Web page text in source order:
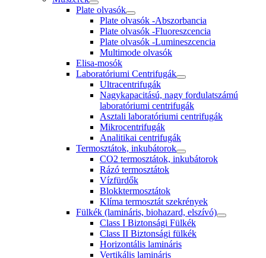
Plate olvasók
Plate olvasók -Abszorbancia
Plate olvasók -Fluoreszcencia
Plate olvasók -Lumineszcencia
Multimode olvasók
Elisa-mosók
Laboratóriumi Centrifugák
Ultracentrifugák
Nagykapacitású, nagy fordulatszámú
laboratóriumi centrifugák
Asztali laboratóriumi centrifugák
Mikrocentrifugák
Analitikai centrifugák
Termosztátok, inkubátorok
CO2 termosztátok, inkubátorok
Rázó termosztátok
Vízfürdők
Blokktermosztátok
Klíma termosztát szekrények
Fülkék (lamináris, biohazard, elszívó)
Class I Biztonsági Fülkék
Class II Biztonsági fülkék
Horizontális lamináris
Vertikális lamináris